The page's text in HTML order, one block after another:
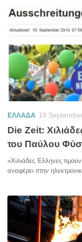
ΕΛΛΑΔΑ 19
Die Zeit:
του Παύλου
«Χιλιάδες Έλληνες
αναφέρει στην